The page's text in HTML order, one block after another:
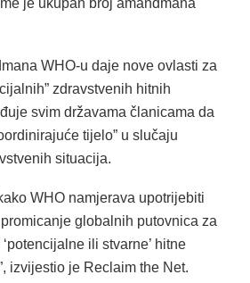
je ukupan broj amandmana
WHO-u daje nove ovlasti za
zdravstvenih hitnih
svim državama članicama da
tijelo” u slučaju
situacija.
WHO namjerava upotrijebiti
globalnih putovnica za
ili stvarne’ hitne
izvijestio je Reclaim the Net.